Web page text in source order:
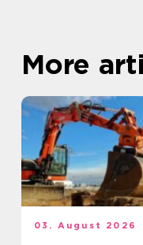
More
03. August 2026